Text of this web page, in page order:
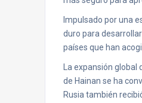
Impulsado por una
duro para
países que han
La expansión
de Hainan se ha
Rusia también